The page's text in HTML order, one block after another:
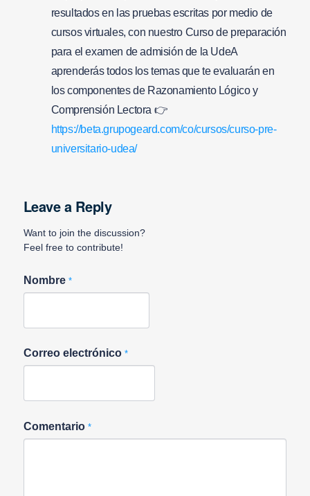
resultados en las pruebas escritas por medio de
cursos virtuales, con nuestro Curso de preparación
para el examen de admisión de la UdeA
aprenderás todos los temas que te evaluarán en
los componentes de Razonamiento Lógico y
Comprensión Lectora 👉
https://beta.grupogeard.com/co/cursos/curso-pre-
universitario-udea/
Leave a Reply
Want to join the discussion?
Feel free to contribute!
Nombre *
Correo electrónico *
Comentario *